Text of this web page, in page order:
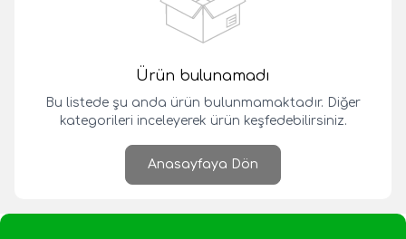
Ürün bulunamadı
Bu listede şu anda ürün bulunmamaktadır. Diğer
kategorileri inceleyerek ürün keşfedebilirsiniz.
Anasayfaya Dön